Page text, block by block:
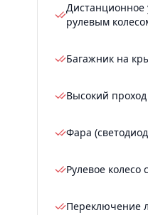
Дистанционное
рулевым
Багажник на
Высокий проход
Фара
Рулевое колесо
Переключение